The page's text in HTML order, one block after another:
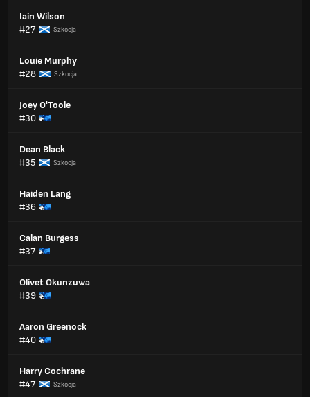
Iain Wilson
#27
Szkocja
Louie Murphy
#28
Szkocja
Joey O'Toole
#30
Dean Black
#35
Szkocja
Haiden Lang
#36
Calan Burgess
#37
Olivet Okunzuwa
#39
Aaron Greenock
#40
Harry Cochrane
#47
Szkocja